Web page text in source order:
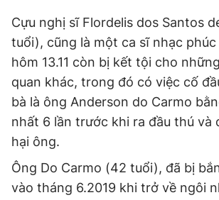
Thông tin tòa soạn Liên hệ
Cựu nghị sĩ Flordelis dos Santos
tuổi), cũng là một ca sĩ nhạc
hôm 13.11 còn bị kết tội cho
quan khác, trong đó có việc cố
bà là ông Anderson do Carmo
nhất 6 lần trước khi ra đầu thú và
hại ông.
Ông Do Carmo (42 tuổi), đã bị
vào tháng 6.2019 khi trở về ngôi